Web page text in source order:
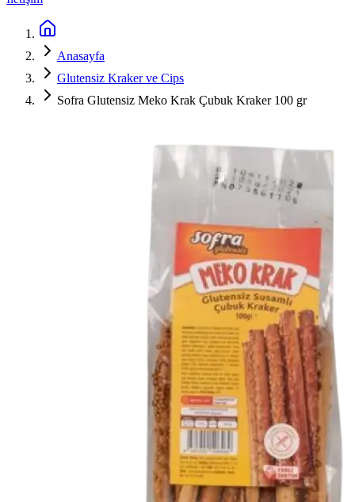
Anasayfa
Glutensiz Kraker ve Cips
Sofra Glutensiz Meko Krak Çubuk Kraker 100 gr